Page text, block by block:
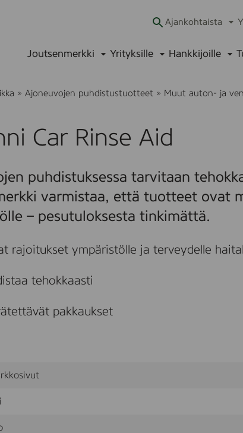
Ajankohtaista
Joutsenmerkki Yrityksille Hankkijoille
» Ajoneuvojen puhdistustuotteet » Muut auton- ja
Car Rinse Aid
puhdistuksessa tarvitaan
varmistaa, että tuotteet ovat
– pesutuloksesta tinkimättä.
rajoitukset ympäristölle ja terveydelle
tehokkaasti
pakkaukset